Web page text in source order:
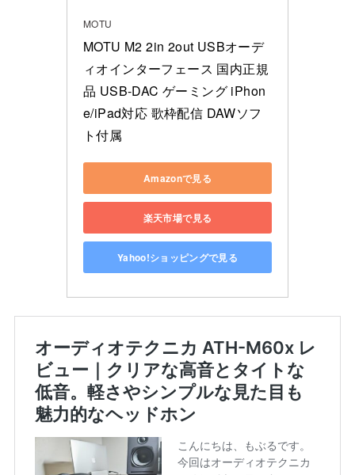
MOTU
MOTU M2 2in 2out USBオーデ
ィオインターフェース 国内正規
品 USB-DAC ゲーミング iPhon
e/iPad対応 歌枠配信 DAWソフ
ト付属
Amazonで見る
楽天市場で見る
Yahoo!ショッピングで見る